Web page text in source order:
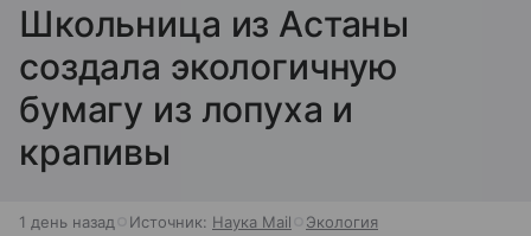
Школьница из Астаны
создала экологичную
бумагу из лопуха и
крапивы
1 день назад Источник: Наука Mail Экология